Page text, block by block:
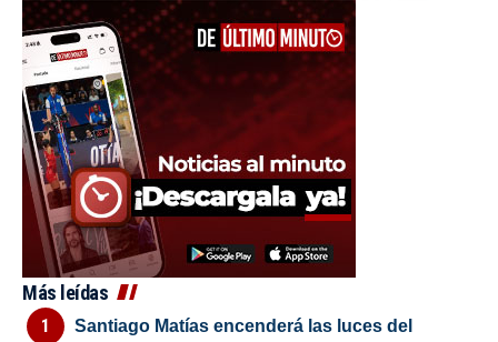
Más leídas
Santiago Matías encenderá las luces del